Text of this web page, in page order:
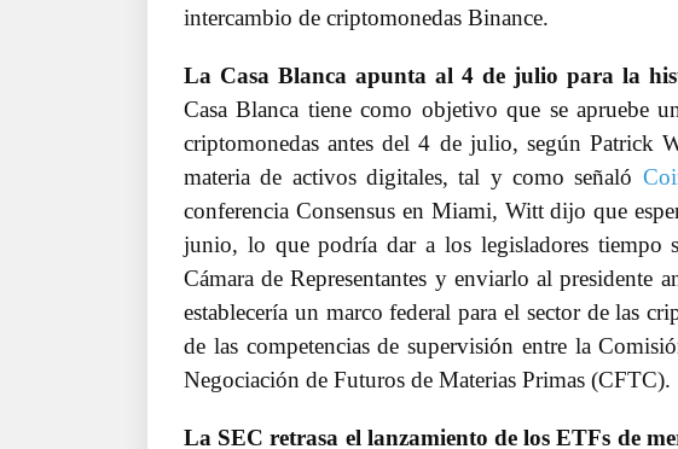
intercambio de criptomonedas Binance.
La Casa Blanca apunta al 4 de julio para la
Casa Blanca tiene como objetivo que se apruebe
criptomonedas antes del 4 de julio, según Patrick
materia de activos digitales, tal y como señaló
conferencia Consensus en Miami, Witt dijo que
junio, lo que podría dar a los legisladores tiempo
Cámara de Representantes y enviarlo al presidente
establecería un marco federal para el sector de las
de las competencias de supervisión entre la
Negociación de Futuros de Materias Primas (CFTC).
La SEC retrasa el lanzamiento de los ETFs de